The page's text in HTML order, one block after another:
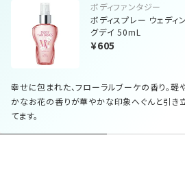
ボディファンタジー
ボディスプレー ウェディン
グデイ 50mL
¥605
幸せに包まれた、フローラルブーケの香り。軽
かなお花の香りが華やかな印象へぐんと引き
てます。